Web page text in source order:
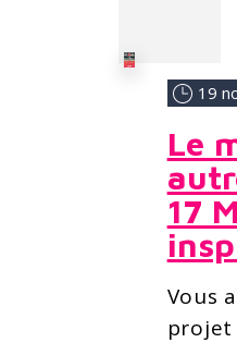
19
Le
17
Vous
projet